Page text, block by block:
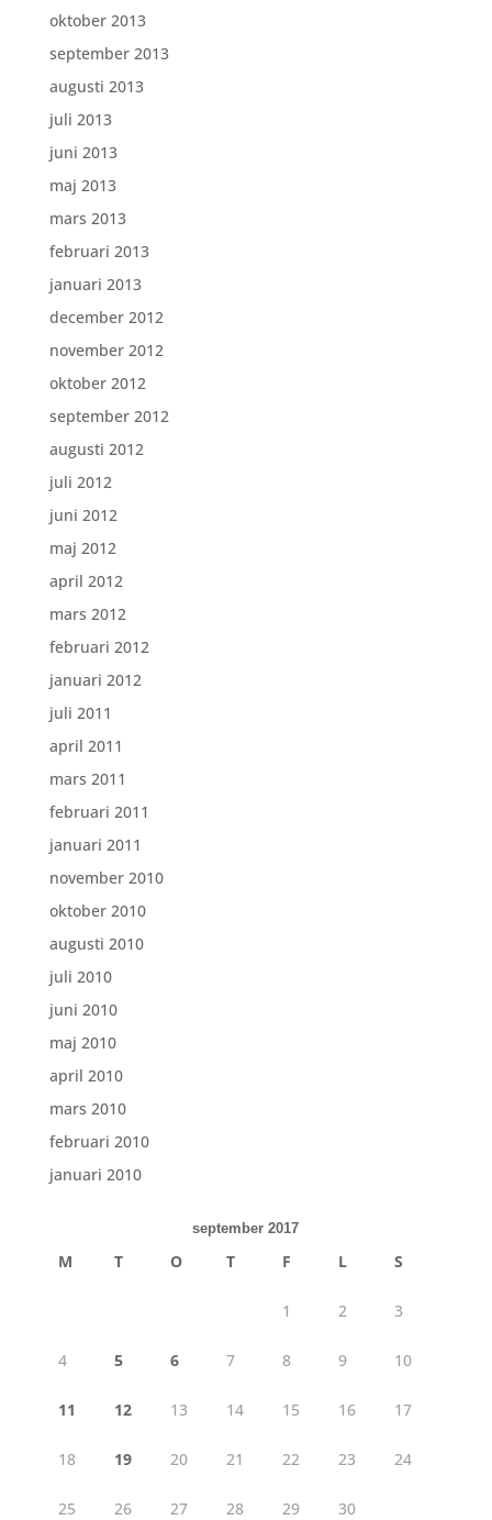
oktober 2013
september 2013
augusti 2013
juli 2013
juni 2013
maj 2013
mars 2013
februari 2013
januari 2013
december 2012
november 2012
oktober 2012
september 2012
augusti 2012
juli 2012
juni 2012
maj 2012
april 2012
mars 2012
februari 2012
januari 2012
juli 2011
april 2011
mars 2011
februari 2011
januari 2011
november 2010
oktober 2010
augusti 2010
juli 2010
juni 2010
maj 2010
april 2010
mars 2010
februari 2010
januari 2010
september 2017
M T O T F L S
1 2 3
4 5 6 7 8 9 10
11 12 13 14 15 16 17
18 19 20 21 22 23 24
25 26 27 28 29
30